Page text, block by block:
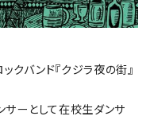
クバンド『クジラ夜の街』
サーとして在校生ダンサ